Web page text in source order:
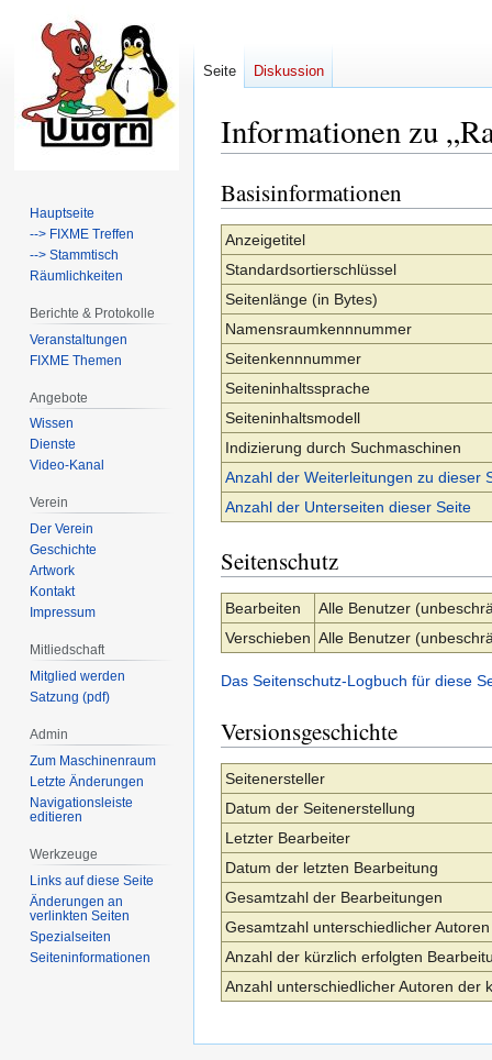
Informationen zu
Zur
Navigation
springen
Zur
Suche
springen
Basisinformationen
Anzeigetitel
Standardsortierschlüssel
Seitenlänge (in Bytes)
Namensraumkennnummer
Seitenkennnummer
Seiteninhaltssprache
Seiteninhaltsmodell
Indizierung durch Suchmaschinen
Anzahl der Weiterleitungen zu dieser
Anzahl der Unterseiten dieser Seite
Seitenschutz
Bearbeiten
Alle Benutzer
Verschieben Alle Benutzer
Das Seitenschutz-Logbuch für diese
Versionsgeschichte
Seitenersteller
Datum der Seitenerstellung
Letzter Bearbeiter
Datum der letzten Bearbeitung
Gesamtzahl der Bearbeitungen
Gesamtzahl unterschiedlicher Autoren
Anzahl der kürzlich erfolgten
Anzahl unterschiedlicher Autoren der
Seite Diskussion
Hauptseite
--> FIXME Treffen
--> Stammtisch
Räumlichkeiten
Berichte & Protokolle
Veranstaltungen
FIXME Themen
Angebote
Wissen
Dienste
Video-Kanal
Verein
Der Verein
Geschichte
Artwork
Kontakt
Impressum
Mitliedschaft
Mitglied werden
Satzung (pdf)
Admin
Zum Maschinenraum
Letzte Änderungen
Navigationsleiste
editieren
Werkzeuge
Links auf diese Seite
Änderungen an
verlinkten Seiten
Spezialseiten
Seiten­­informationen